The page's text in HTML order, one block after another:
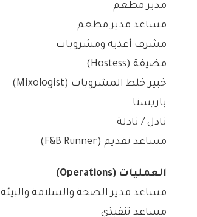
مدير مطعم
مساعد مدير مطعم
مشرف أغذية ومشروبات
مضيفة (Hostess)
خبير خلط المشروبات (Mixologist)
باريستا
نادل / نادلة
مساعد تقديم (F&B Runner)
العمليات (Operations)
مساعد مدير الصحة والسلامة والبيئة
مساعد تنفيذي